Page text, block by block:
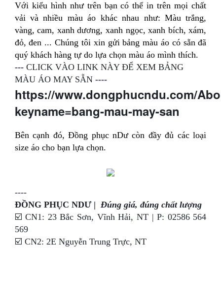
Với kiểu hình như trên bạn có thể in trên mọi chất
vải và nhiều màu áo khác nhau như: Màu trắng,
vàng, cam, xanh dương, xanh ngọc, xanh bích, xám,
đỏ, đen ... Chúng tôi xin gửi bảng màu áo có sẵn đã
quý khách hàng tự do lựa chọn màu áo mình thích.
--- CLICK VÀO LINK NÀY ĐỂ XEM BẢNG
MÀU ÁO MAY SẴN----
https://www.dongphucndu.com/
keyname=bang-mau-may-san
Bên cạnh đó, Đồng phục nDư còn đầy đủ các loại
size áo cho bạn lựa chọn.
----
ĐỒNG PHỤC NDƯ | Đúng giá, đúng chất lượng
☑️ CN1: 23 Bắc Sơn, Vĩnh Hải, NT | P: 02586 564
569
☑️ CN2: 2E Nguyễn Trung Trực, NT